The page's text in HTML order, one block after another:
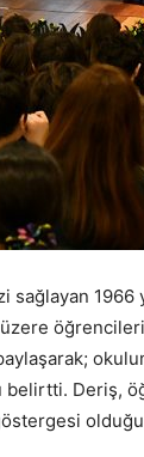
sağlayan 1966
belirtti. Deriş,